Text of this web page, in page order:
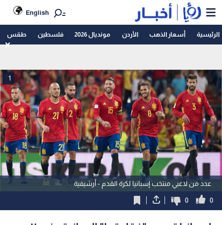
English
الرئيسية أسعار الذهب الأردن مونديال 2026 فلسطين طقس
عدد من لاعبي منتخب إسبانيا لكرة القدم - أرشيفية
1
0
0